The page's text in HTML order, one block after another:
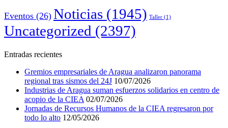
Eventos (26) Noticias (1945) Taller (1)
Uncategorized (2397)
Entradas recientes
Gremios empresariales de Aragua analizaron panorama
regional tras sismos del 24J 10/07/2026
Industrias de Aragua suman esfuerzos solidarios en centro de
acopio de la CIEA 02/07/2026
Jornadas de Recursos Humanos de la CIEA regresaron por
todo lo alto 12/05/2026